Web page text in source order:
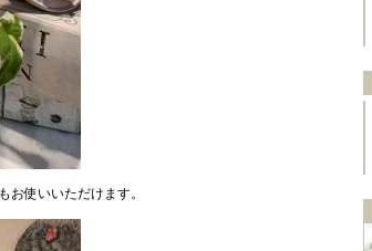
お使いいただけます。